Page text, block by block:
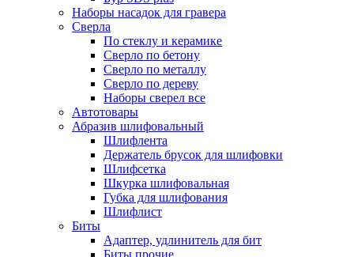
Наборы насадок для гравера
Сверла
По стеклу и керамике
Сверло по бетону
Сверло по металлу
Сверло по дереву
Наборы сверел все
Автотовары
Абразив шлифовальный
Шлифлента
Держатель брусок для шлифовки
Шлифсетка
Шкурка шлифовальная
Губка для шлифования
Шлифлист
Биты
Адаптер, удлинитель для бит
Биты прочие